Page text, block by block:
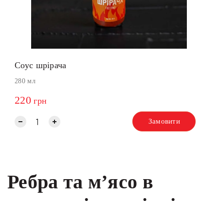
Соус шрірача
280 мл
220 грн
Замовити
Ребра та м’ясо в